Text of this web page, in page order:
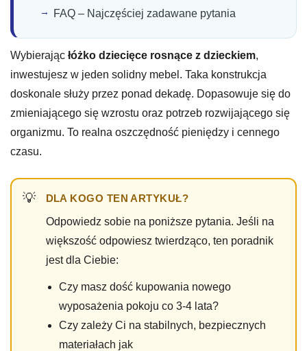
FAQ – Najczęściej zadawane pytania
Wybierając łóżko dziecięce rosnące z dzieckiem,
inwestujesz w jeden solidny mebel. Taka konstrukcja
doskonale służy przez ponad dekadę. Dopasowuje się do
zmieniającego się wzrostu oraz potrzeb rozwijającego się
organizmu. To realna oszczędność pieniędzy i cennego
czasu.
DLA KOGO TEN ARTYKUŁ?
Odpowiedz sobie na poniższe pytania. Jeśli na
większość odpowiesz twierdząco, ten poradnik
jest dla Ciebie:
Czy masz dość kupowania nowego
wyposażenia pokoju co 3-4 lata?
Czy zależy Ci na stabilnych, bezpiecznych
materiałach jak